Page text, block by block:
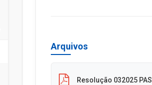
Arquivos
Resolução 032025 PAS